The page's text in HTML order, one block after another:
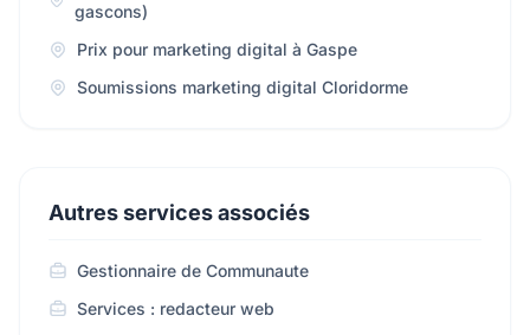
gascons)
Prix pour marketing digital à Gaspe
Soumissions marketing digital Cloridorme
Autres services associés
Gestionnaire de Communaute
Services : redacteur web